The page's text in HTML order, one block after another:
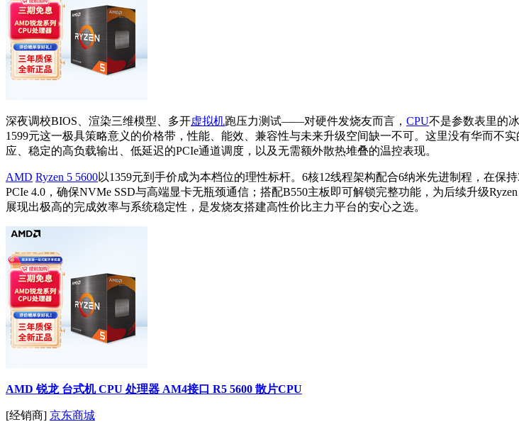
深夜调校BIOS、渲染三维模型、多开虚拟机跑压力测试——对硬件发烧友而言， CPU不是参数表里的
1599元这一极具策略意义的价格带，性能、能效、兼容性与未来升级空间缺一不可。这里没有华而不
应、稳定的高负载输出、低延迟的PCIe通道调度，以及无需额外散热堆叠的温控表现。
AMD Ryzen 5 5600以1359元到手价成为本档位的理性标杆。6核12线程架构配合6纳米先进制程，在保
PCIe 4.0，确保NVMe SSD与高端显卡无瓶颈通信；搭配B550主板即可解锁完整功能，为后续升级
展现出极高的完成效率与系统稳定性，是发烧友搭建高性价比主力平台的安心之选。
AMD 锐龙 台式机 CPU 处理器 AM4接口 R5 5600 散片CPU
[经销商] 京东商城